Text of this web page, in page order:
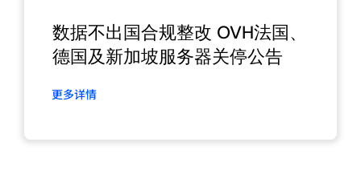
数据不出国合规整改 OVH法国、
德国及新加坡服务器关停公告
更多详情